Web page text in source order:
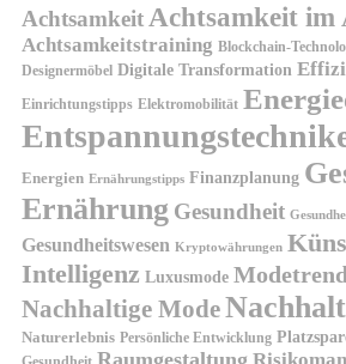
Achtsamkeit Achtsamkeit im
Achtsamkeitstraining Blockchain-
Designermöbel Digitale Transformation
Einrichtungstipps Elektromobilität
Energien Ernährungstipps Finanzplanung
Ernährung Gesundheit
Gesundheitswesen Kryptowährungen
Intelligenz Luxusmode
Nachhaltige Mode
Naturerlebnis Persönliche Entwicklung
Raumgestaltung